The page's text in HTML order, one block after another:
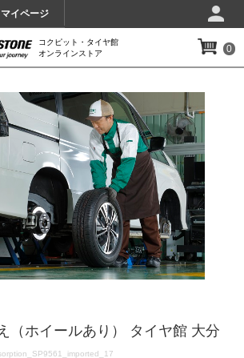
マイページ
コクピット・タイヤ館
オンラインストア
0
（ホイールあり） タイヤ館 大分